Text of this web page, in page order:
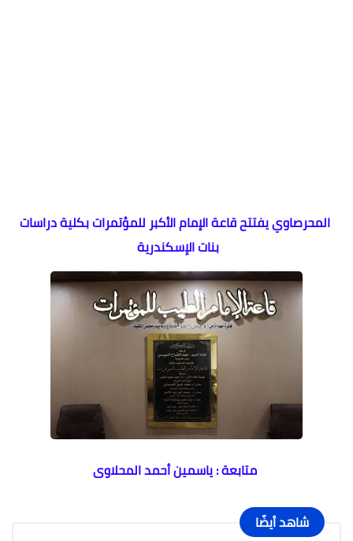
المحرصاوي يفتتح قاعة الإمام الأكبر للمؤتمرات بكلية دراسات
بنات الإسكندرية
متابعة : ياسمين أحمد المحلاوى
شاهد أيضًا